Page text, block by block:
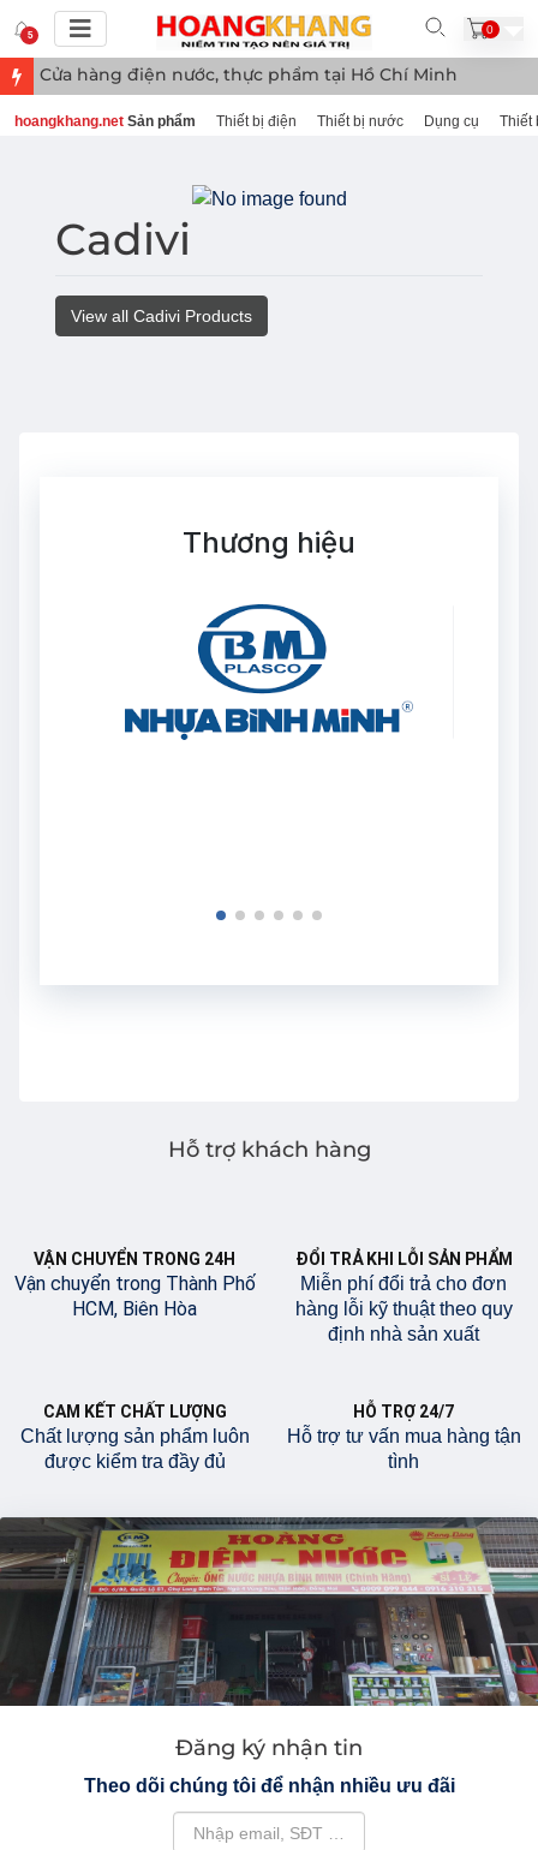
5 0
Cửa hàng điện nước, thực phẩm tại Hồ Chí Minh
hoangkhang.net Sản phẩm Thiết bị điện Thiết bị nước Dụng cụ Thiết
Cadivi
View all Cadivi Products
Thương hiệu
Hỗ trợ khách hàng
VẬN CHUYỂN TRONG 24H
Vận chuyển trong Thành Phố
HCM, Biên Hòa
ĐỔI TRẢ KHI LỖI SẢN PHẨM
Miễn phí đổi trả cho đơn
hàng lỗi kỹ thuật theo quy
định nhà sản xuất
CAM KẾT CHẤT LƯỢNG
Chất lượng sản phẩm luôn
được kiểm tra đầy đủ
HỖ TRỢ 24/7
Hỗ trợ tư vấn mua hàng tận
tình
Đăng ký nhận tin
Theo dõi chúng tôi để nhận nhiều ưu đãi